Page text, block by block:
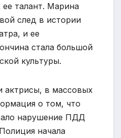
талант. Марина
след в истории
и ее
стала большой
культуры.
актрисы, в массовых
о том, что
нарушение ПДД
начала